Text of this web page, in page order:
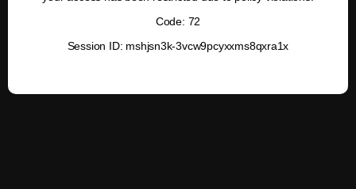
Code: 72
Session ID: mshjsn3k-3vcw9pcyxxms8qxra1x